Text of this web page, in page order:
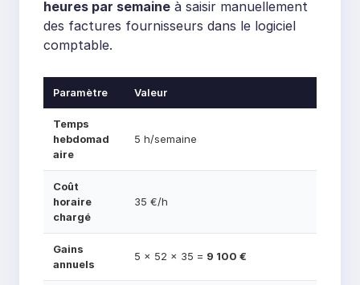
heures par semaine à saisir manuellement
des factures fournisseurs dans le logiciel
comptable.
Paramètre Valeur
Temps
hebdomad
aire
5 h/semaine
Coût
horaire
chargé
35 €/h
Gains
annuels
5 × 52 × 35 = 9 100 €